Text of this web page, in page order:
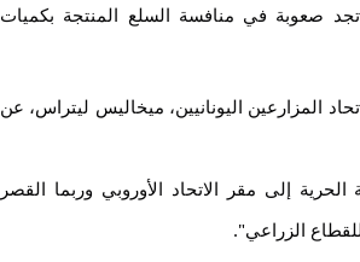
تجد صعوبة في منافسة السلع المنتجة بكميات
المزارعين اليونانيين، ميخاليس ليتراس، عن
ساحة الحرية إلى مقر الاتحاد الأوروبي وربما القصر
الزراعي".